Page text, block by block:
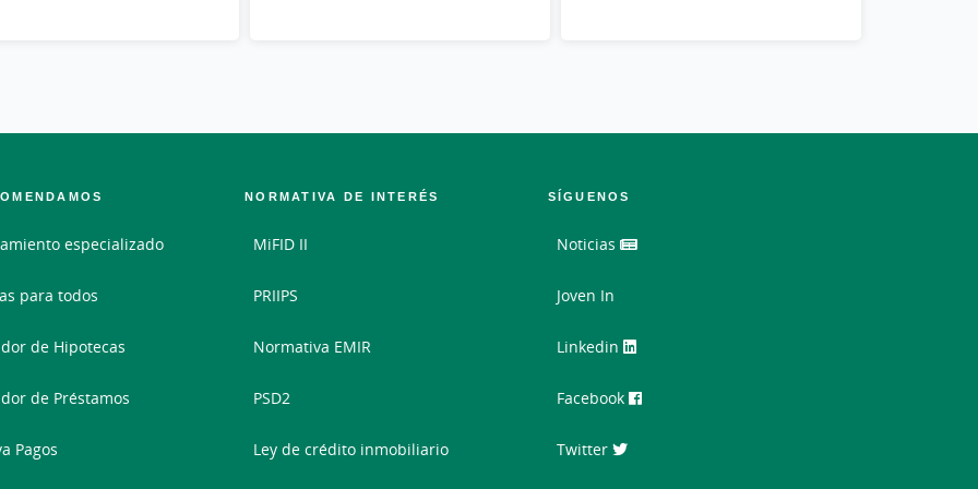
especializado
para todos
de Hipotecas
de Préstamos
Pagos
NORMATIVA DE INTERÉS
MiFID II
PRIIPS
Normativa EMIR
PSD2
Ley de crédito inmobiliario
SÍGUENOS
Noticias
Joven In
Linkedin
Facebook
Twitter